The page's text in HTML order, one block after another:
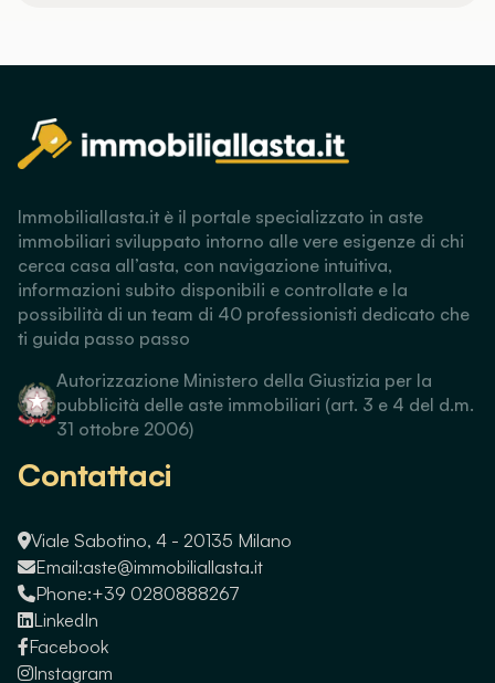
Immobiliallasta.it è il portale specializzato in aste
immobiliari sviluppato intorno alle vere esigenze di chi
cerca casa all’asta, con navigazione intuitiva,
informazioni subito disponibili e controllate e la
possibilità di un team di 40 professionisti dedicato che
ti guida passo passo
Autorizzazione Ministero della Giustizia per la
pubblicità delle aste immobiliari (art. 3 e 4 del d.m.
31 ottobre 2006)
Contattaci
Viale Sabotino, 4 - 20135 Milano
Email:aste@immobiliallasta.it
Phone:+39 0280888267
LinkedIn
Facebook
Instagram